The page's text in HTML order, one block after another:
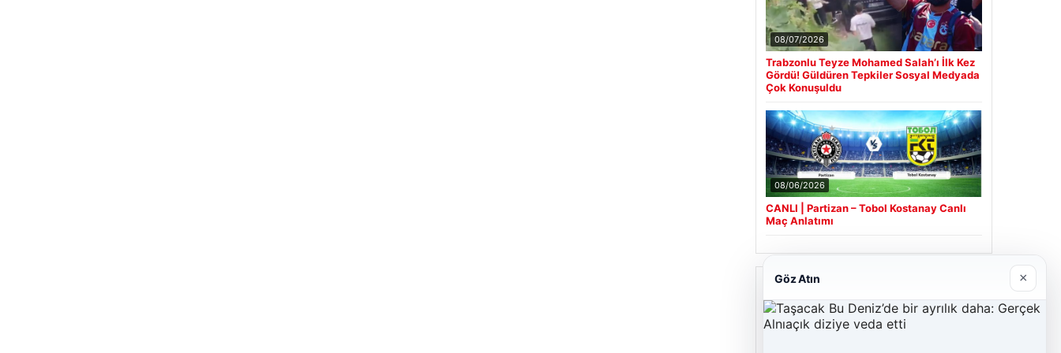
08/07/2026
Trabzonlu Teyze Mohamed Salah’ı İlk Kez
Gördü! Güldüren Tepkiler Sosyal Medyada
Çok Konuşuldu
08/06/2026
CANLI | Partizan – Tobol Kostanay Canlı
Maç Anlatımı
Son Eklenen Firmalar
Cengiz Sigorta
Göz Atın ×